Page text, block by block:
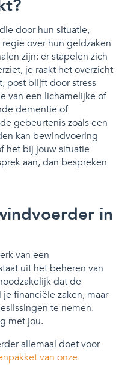
door hun situatie,
over hun geldzaken
zijn: er stapelen zich
je raakt het overzicht
post blijft door stress
van een lichamelijke of
dementie of
gebeurtenis zoals een
kan bewindvoering
het bij jouw situatie
aan, dan bespreken
in
van een
uit het beheren van
dat de
financiële zaken, maar
te nemen.
met jou.
allemaal doet voor
van onze